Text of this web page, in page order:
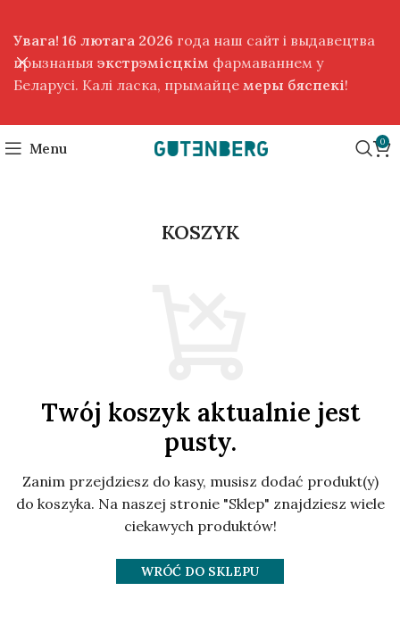
Menu 0
KOSZYK
Twój koszyk aktualnie jest
pusty.
Zanim przejdziesz do kasy, musisz dodać produkt(y)
do koszyka. Na naszej stronie "Sklep" znajdziesz wiele
ciekawych produktów!
WRÓĆ DO SKLEPU
Увага! 16 лютага 2026 года наш сайт і выдавецтва
прызнаныя экстрэмісцкім фармаваннем у
Беларусі. Калі ласка, прымайце меры бяспекі!